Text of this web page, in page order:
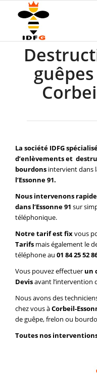
La société IDFG
d’enlèvements et
bourdons intervient dans
l’Essonne 91.
Nous intervenons
dans l’Essonne 91 sur
téléphonique.
Notre tarif est fixvous
Tarifs mais également le
téléphone au 01 84 25 52
Vous pouvez effectuer un
Devisavant l’intervention
Nous avons des
chez vous àCorbeil-
de guêpe, frelon ou
Toutes nos